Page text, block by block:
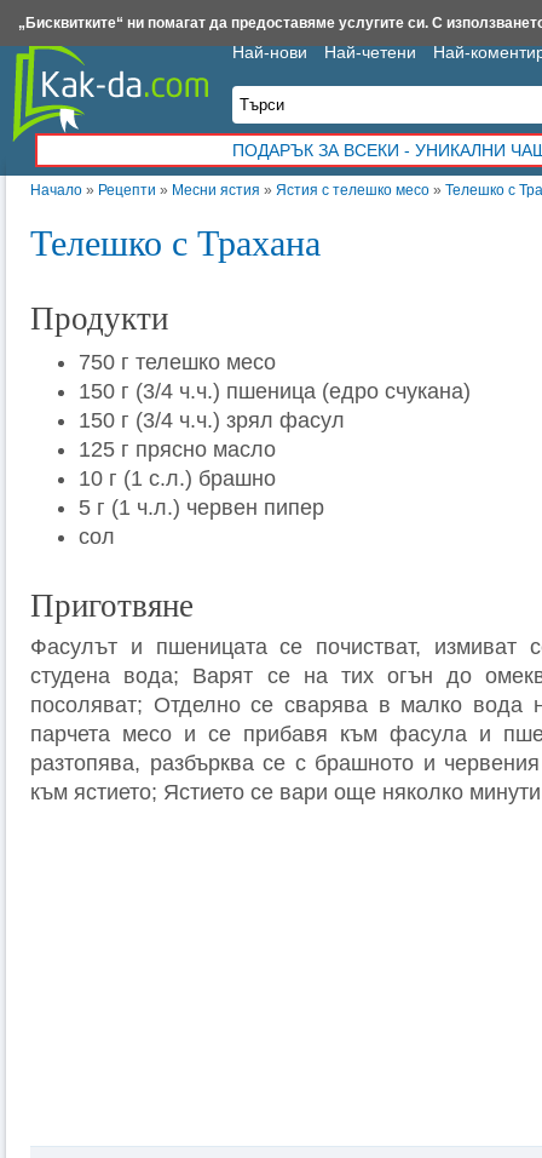
Начало » Рецепти » Месни ястия » Ястия с телешко месо » Телешко с
Телешко с Трахана
Продукти
750 г телешко месо
150 г (3/4 ч.ч.) пшеница (едро счукана)
150 г (3/4 ч.ч.) зрял фасул
125 г прясно масло
10 г (1 с.л.) брашно
5 г (1 ч.л.) червен пипер
сол
Приготвяне
Фасулът и пшеницата се почистват, измиват
студена вода; Варят се на тих огън до
посоляват; Отделно се сварява в малко вода
парчета месо и се прибавя към фасула и
разтопява, разбърква се с брашното и
към ястието; Ястието се вари още няколко
Най-нови Най-четени Най-
ПОДАРЪК ЗА ВСЕКИ - УНИКАЛНИ
Insert.bg Framar.bg Kak-da.com Iztochnik.com BauBau.bg NewAge.bg
„Бисквитките“ ни помагат да предоставяме услугите си. С